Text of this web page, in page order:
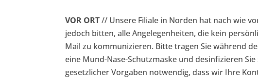
VOR ORT// Unsere Filiale in Norden hat nach wie
jedoch bitten, alle Angelegenheiten, die kein
Mail zu kommunizieren. Bitte tragen Sie während
eine Mund-Nase-Schutzmaske und desinfizieren
gesetzlicher Vorgaben notwendig, dass wir Ihre